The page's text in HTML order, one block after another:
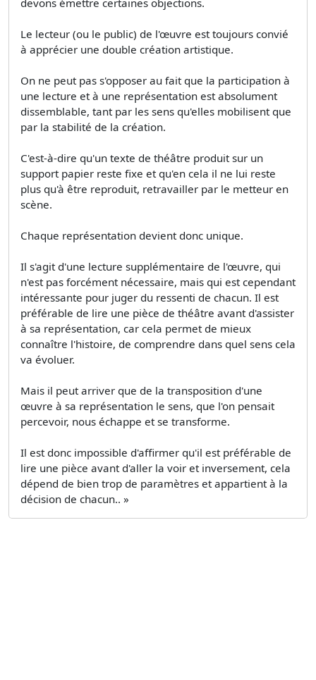
Le lecteur (ou le public) de l'œuvre est toujours convié
à apprécier une double création artistique.
On ne peut pas s'opposer au fait que la participation à
une lecture et à une représentation est absolument
dissemblable, tant par les sens qu'elles mobilisent que
par la stabilité de la création.
C'est-à-dire qu'un texte de théâtre produit sur un
support papier reste fixe et qu'en cela il ne lui reste
plus qu'à être reproduit, retravailler par le metteur en
scène.
Chaque représentation devient donc unique.
Il s'agit d'une lecture supplémentaire de l'œuvre, qui
n'est pas forcément nécessaire, mais qui est cependant
intéressante pour juger du ressenti de chacun. Il est
préférable de lire une pièce de théâtre avant d'assister
à sa représentation, car cela permet de mieux
connaître l'histoire, de comprendre dans quel sens cela
va évoluer.
Mais il peut arriver que de la transposition d'une
œuvre à sa représentation le sens, que l'on pensait
percevoir, nous échappe et se transforme.
Il est donc impossible d'affirmer qu'il est préférable de
lire une pièce avant d'aller la voir et inversement, cela
dépend de bien trop de paramètres et appartient à la
décision de chacun.. »